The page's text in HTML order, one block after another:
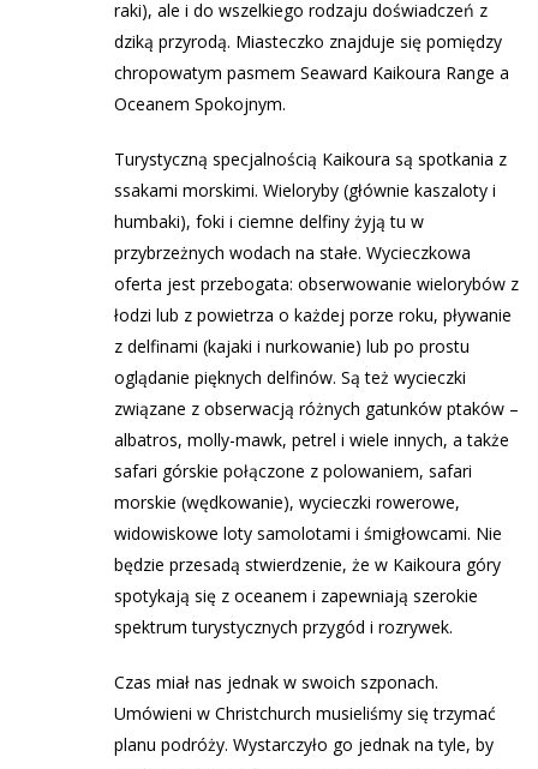
raki), ale i do wszelkiego rodzaju doświadczeń z
dziką przyrodą. Miasteczko znajduje się pomiędzy
chropowatym pasmem Seaward Kaikoura Range a
Oceanem Spokojnym.
Turystyczną specjalnością Kaikoura są spotkania z
ssakami morskimi. Wieloryby (głównie kaszaloty i
humbaki), foki i ciemne delfiny żyją tu w
przybrzeżnych wodach na stałe. Wycieczkowa
oferta jest przebogata: obserwowanie wielorybów z
łodzi lub z powietrza o każdej porze roku, pływanie
z delfinami (kajaki i nurkowanie) lub po prostu
oglądanie pięknych delfinów. Są też wycieczki
związane z obserwacją różnych gatunków ptaków –
albatros, molly-mawk, petrel i wiele innych, a także
safari górskie połączone z polowaniem, safari
morskie (wędkowanie), wycieczki rowerowe,
widowiskowe loty samolotami i śmigłowcami. Nie
będzie przesadą stwierdzenie, że w Kaikoura góry
spotykają się z oceanem i zapewniają szerokie
spektrum turystycznych przygód i rozrywek.
Czas miał nas jednak w swoich szponach.
Umówieni w Christchurch musieliśmy się trzymać
planu podróży. Wystarczyło go jednak na tyle, by